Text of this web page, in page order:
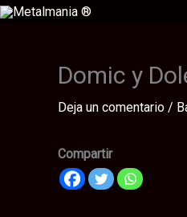
Ir
Domic y
Deja un comentario /
Compartir